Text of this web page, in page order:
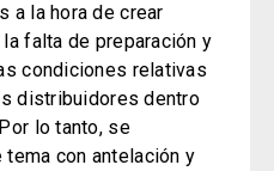
a la hora de crear
falta de preparación y
condiciones relativas
distribuidores dentro
Por lo tanto, se
con antelación y